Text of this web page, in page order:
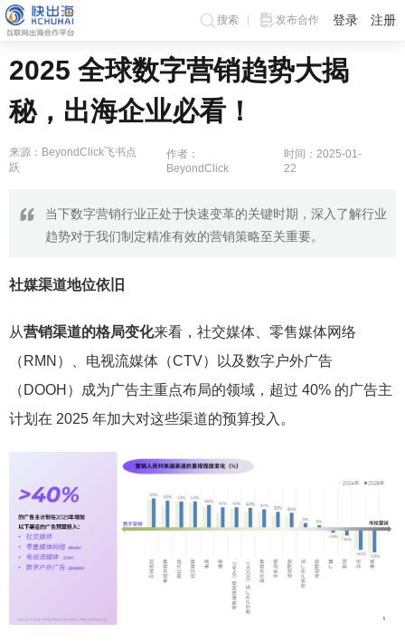
搜索 发布合作 登录 注册
2025 全球数字营销趋势大揭
秘，出海企业必看！
来源：BeyondClick飞书点
跃
作者：
BeyondClick
时间：2025-01-
22
当下数字营销行业正处于快速变革的关键时期，深入了解行业
趋势对于我们制定精准有效的营销策略至关重要。
社媒渠道地位依旧
从营销渠道的格局变化来看，社交媒体、零售媒体网络
（RMN）、电视流媒体（CTV）以及数字户外广告
（DOOH）成为广告主重点布局的领域，超过 40% 的广告主
计划在 2025 年加大对这些渠道的预算投入。